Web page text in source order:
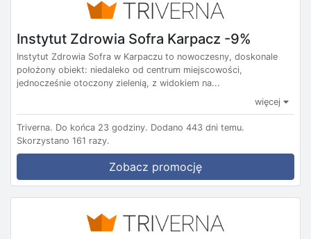
Instytut Zdrowia Sofra Karpacz -9%
Instytut Zdrowia Sofra w Karpaczu to nowoczesny, doskonale
położony obiekt: niedaleko od centrum miejscowości,
jednocześnie otoczony zielenią, z widokiem na...
więcej
Triverna. Do końca 23 godziny. Dodano 443 dni temu.
Skorzystano 161 razy.
Zobacz promocję